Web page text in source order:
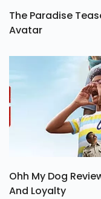
The Paradise
Avatar
Ohh My Dog
And Loyalty